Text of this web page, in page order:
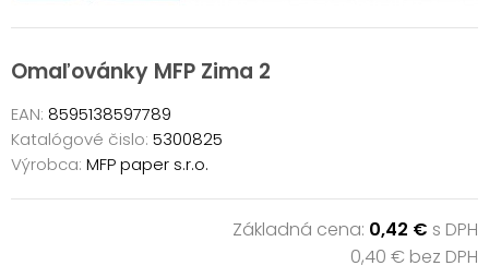
Omaľovánky MFP Zima 2
EAN: 8595138597789
Katalógové čislo: 5300825
Výrobca: MFP paper s.r.o.
Základná cena: 0,42 € s DPH
0,40 € bez DPH